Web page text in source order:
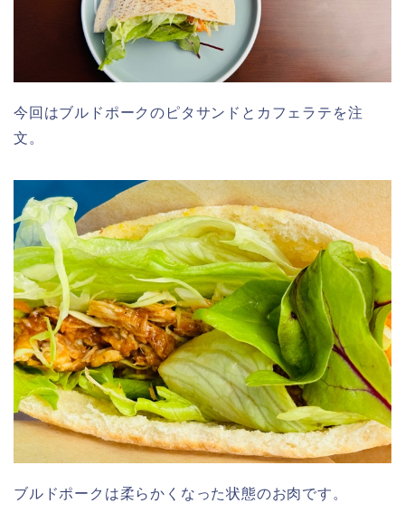
今回はブルドポークのピタサンドとカフェラテを注
文。
ブルドポークは柔らかくなった状態のお肉です。